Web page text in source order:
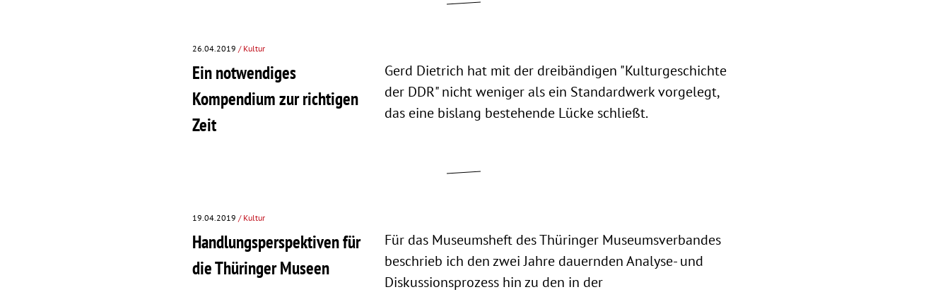
26.04.2019 / Kultur
Ein notwendiges
Kompendium zur richtigen
Zeit
Gerd Dietrich hat mit der dreibändigen "Kulturgeschichte
der DDR" nicht weniger als ein Standardwerk vorgelegt,
das eine bislang bestehende Lücke schließt.
19.04.2019 / Kultur
Handlungsperspektiven für
die Thüringer Museen
Für das Museumsheft des Thüringer Museumsverbandes
beschrieb ich den zwei Jahre dauernden Analyse- und
Diskussionsprozess hin zu den in der